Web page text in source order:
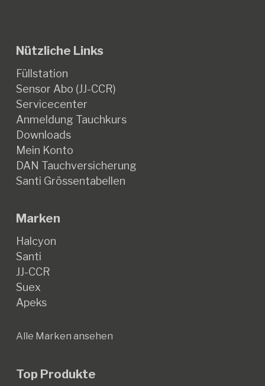
Nützliche Links
Füllstation
Sensor Abo (JJ-CCR)
Servicecenter
Anmeldung Tauchkurs
Downloads
Mein Konto
DAN Tauchversicherung
Santi Grössentabellen
Marken
Halcyon
Santi
JJ-CCR
Suex
Apeks
Alle Marken ansehen
Top Produkte